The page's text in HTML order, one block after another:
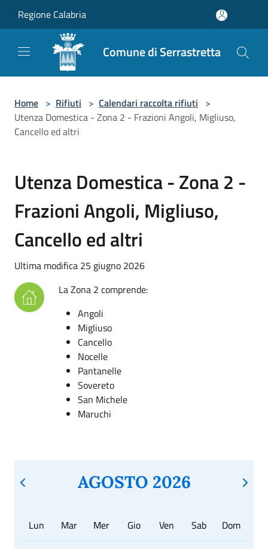
Regione Calabria
Comune di Serrastretta
Home > Rifiuti > Calendari raccolta rifiuti >
Utenza Domestica - Zona 2 - Frazioni Angoli, Migliuso,
Cancello ed altri
Utenza Domestica - Zona 2 -
Frazioni Angoli, Migliuso,
Cancello ed altri
Ultima modifica 25 giugno 2026
La Zona 2 comprende:
Angoli
Migliuso
Cancello
Nocelle
Pantanelle
Sovereto
San Michele
Maruchi
AGOSTO 2026
Lun Mar Mer Gio Ven Sab Dom